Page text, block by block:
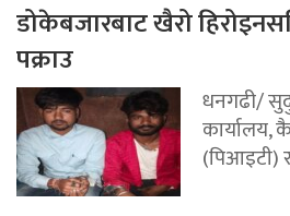
डोकेबजारबाट खैरो
पक्राउ
धनगढी/
कार्यालय,
(पिआइटी) र